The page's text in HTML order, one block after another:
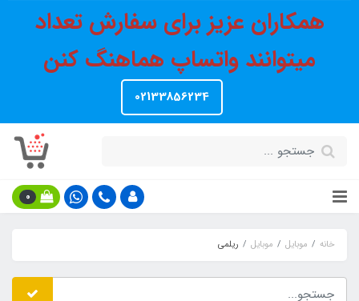
همکاران عزیز برای سفارش تعداد
میتوانند واتساپ هماهنگ کنن
02133856234
0
خانه موبایل موبایل ریلمی